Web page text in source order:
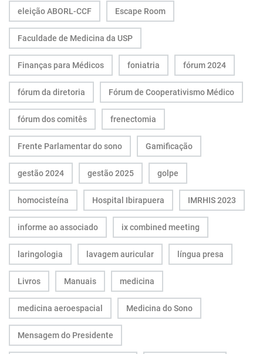
eleição ABORL-CCF Escape Room
Faculdade de Medicina da USP
Finanças para Médicos foniatria fórum 2024
fórum da diretoria Fórum de Cooperativismo Médico
fórum dos comitês frenectomia
Frente Parlamentar do sono Gamificação
gestão 2024 gestão 2025 golpe
homocisteína Hospital Ibirapuera IMRHIS 2023
informe ao associado ix combined meeting
laringologia lavagem auricular língua presa
Livros Manuais medicina
medicina aeroespacial Medicina do Sono
Mensagem do Presidente